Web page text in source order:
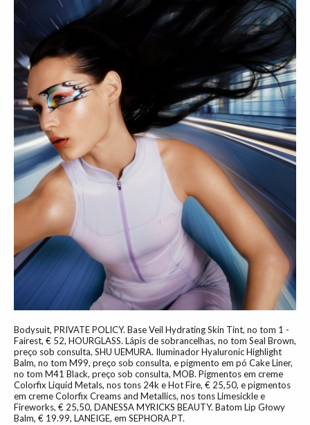
Bodysuit, PRIVATE POLICY. Base Veil Hydrating Skin Tint, no tom 1 -
Fairest, € 52, HOURGLASS. Lápis de sobrancelhas, no tom Seal Brown,
preço sob consulta, SHU UEMURA. Iluminador Hyaluronic Highlight
Balm, no tom M99, preço sob consulta, e pigmento em pó Cake Liner,
no tom M41 Black, preço sob consulta, MOB. Pigmentos em creme
Colorfix Liquid Metals, nos tons 24k e Hot Fire, € 25,50, e pigmentos
em creme Colorfix Creams and Metallics, nos tons Limesickle e
Fireworks, € 25,50, DANESSA MYRICKS BEAUTY. Batom Lip Głowy
Balm, € 19.99, LANEIGE, em SEPHORA.PT.